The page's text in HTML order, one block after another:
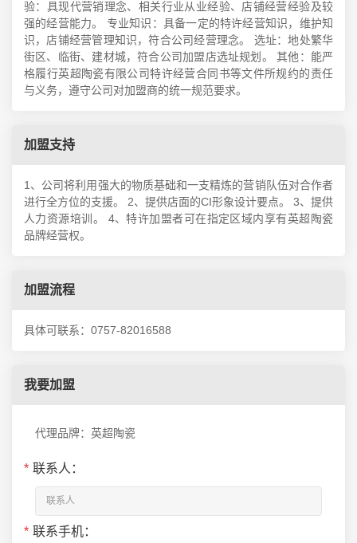
验：具现代营销理念、相关行业从业经验、店铺经营经验及较
强的经营能力。 专业知识：具备一定的特许经营知识，维护知
识，店铺经营管理知识，符合公司经营理念。 选址：地处繁华
街区、临街、建材城，符合公司加盟店选址规划。 其他：能严
格履行英超陶瓷有限公司特许经营合同书等文件所规约的责任
与义务，遵守公司对加盟商的统一规范要求。
加盟支持
1、公司将利用强大的物质基础和一支精炼的营销队伍对合作者
进行全方位的支援。 2、提供店面的CI形象设计要点。 3、提供
人力资源培训。 4、特许加盟者可在指定区域内享有英超陶瓷
品牌经营权。
加盟流程
具体可联系：0757-82016588
我要加盟
代理品牌：英超陶瓷
* 联系人：
* 联系手机：